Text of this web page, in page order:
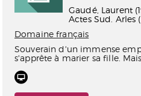
Gaudé, Laurent
Actes Sud. Arles
Domaine français
Souverain d'un immense
s'apprête à marier sa fille.